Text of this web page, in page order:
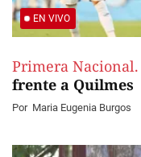
EN VIVO
Primera Nacional.
frente a Quilmes
Por Maria Eugenia Burgos